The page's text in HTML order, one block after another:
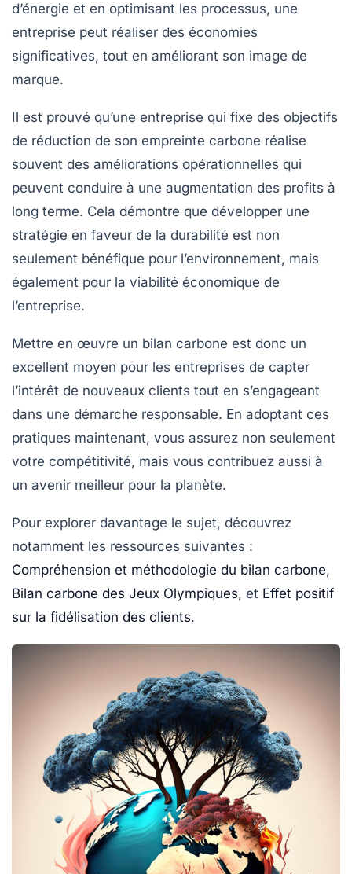
d’énergie et en optimisant les processus, une
entreprise peut réaliser des économies
significatives, tout en améliorant son image de
marque.
Il est prouvé qu’une entreprise qui fixe des objectifs
de réduction de son empreinte carbone réalise
souvent des améliorations opérationnelles qui
peuvent conduire à une augmentation des profits à
long terme. Cela démontre que développer une
stratégie en faveur de la durabilité est non
seulement bénéfique pour l’environnement, mais
également pour la viabilité économique de
l’entreprise.
Mettre en œuvre un bilan carbone est donc un
excellent moyen pour les entreprises de capter
l’intérêt de nouveaux clients tout en s’engageant
dans une démarche responsable. En adoptant ces
pratiques maintenant, vous assurez non seulement
votre compétitivité, mais vous contribuez aussi à
un avenir meilleur pour la planète.
Pour explorer davantage le sujet, découvrez
notamment les ressources suivantes :
Compréhension et méthodologie du bilan carbone,
Bilan carbone des Jeux Olympiques, et Effet positif
sur la fidélisation des clients.